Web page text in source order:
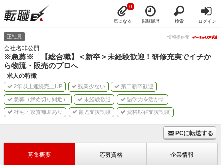
気になる
0
閲覧履歴 検索 ログイン
正社員 情報提供元
会社名非公開
※急募※ 【総合職】＜新卒＞未経験歓迎！研修充実でイチか
ら物流・販売のプロへ
求人の特徴
2年以上連続売上UP 残業少ない 第二新卒歓迎
急募（締め切り間近） 未経験歓迎 語学力を活かす
社宅・家賃補助あり 育児支援制度 資格取得支援制度
PCに転送する
募集概要 応募資格 企業情報